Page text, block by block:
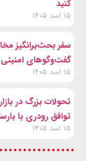
کنید
۱۵ اسد ۱۴۰۵
سفر بحث‌برانگیز
گفت‌وگوهای امنیتی
۱۵ اسد ۱۴۰۵
تحولات بزرگ در
توافق رودری با
۱۵ اسد ۱۴۰۵